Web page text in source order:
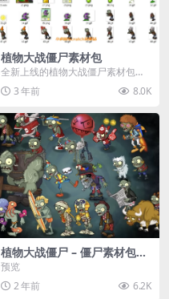
植物大战僵尸素材包
全新上线的植物大战僵尸素材包，
内含48个精选资源，涵盖角色、场
景、音效等多样内容...
3 年前 8.0K
植物大战僵尸 – 僵尸素材包
【可预览】
预览
2 年前
6.2K